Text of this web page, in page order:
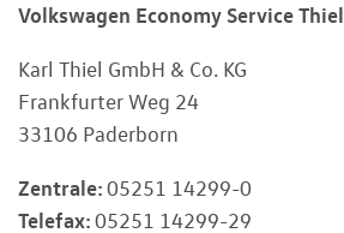
Volkswagen Economy Service Thiel
Karl Thiel GmbH & Co. KG
Frankfurter Weg 24
33106 Paderborn
Zentrale:05251 14299-0
Telefax:05251 14299-29